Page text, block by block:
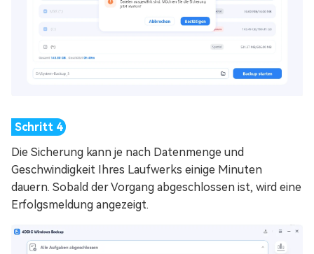
Die Sicherung kann je nach Datenmenge und
Geschwindigkeit Ihres Laufwerks einige Minuten
dauern. Sobald der Vorgang abgeschlossen ist, wird eine
Erfolgsmeldung angezeigt.